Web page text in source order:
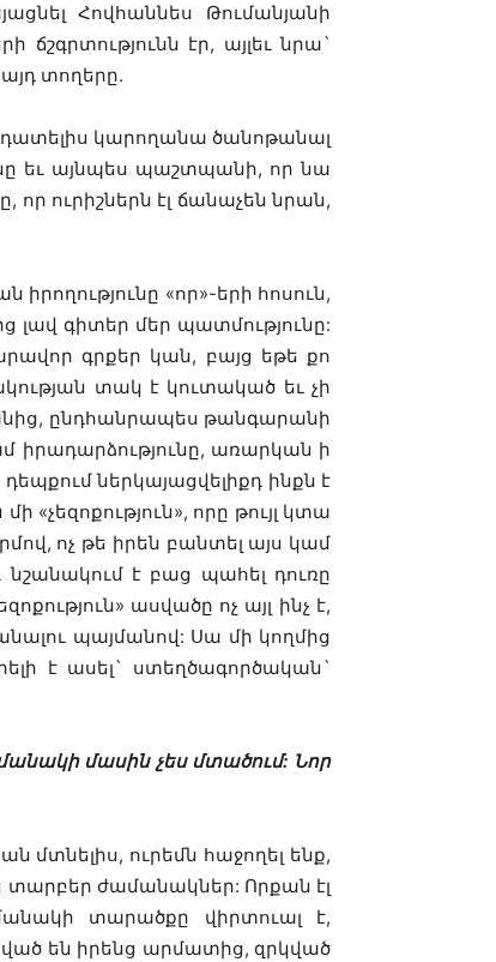
Հովհաննես Թումանյանի
ճշգրտությունն էր, այլեւ նրա`
տողերը.
դատելիս կարողանա ծանոթանալ
եւ այնպես պաշտպանի, որ նա
ուրիշներն էլ ճանաչեն նրան,
«որ»-երի հոսուն,
լավ գիտեր մեր պատմությունը:
գրքեր կան, բայց եթե քո
տակ է կուտակած եւ չի
ընդհանրապես թանգարանի
իրադարձությունը, առարկան ի
դեպքում ներկայացվելիքդ ինքն է
որը թույլ կտա
ոչ թե իրեն բանտել այս կամ
է բաց պահել դուռը
ասվածը ոչ այլ ինչ է,
պայմանով: Սա մի կողմից
է ասել` ստեղծագործական`
մասին չես մտածում: Նոր
մտնելիս, ուրեմն հաջողել ենք,
տարբեր ժամանակներ: Որքան էլ
տարածքը վիրտուալ է,
են իրենց արմատից, զրկված